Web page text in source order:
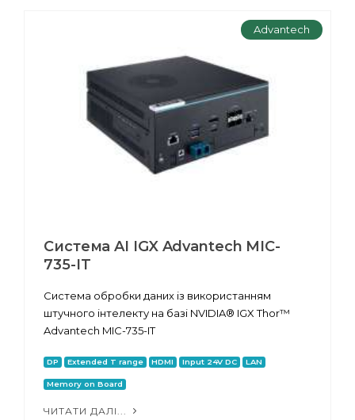
Advantech
Система AI IGX Advantech MIC-
735-IT
Система обробки даних із використанням
штучного інтелекту на базі NVIDIA® IGX Thor™
Advantech MIC-735-IT
DP Extended T range HDMI Input 24V DC LAN
Memory on Board
ЧИТАТИ ДАЛІ...